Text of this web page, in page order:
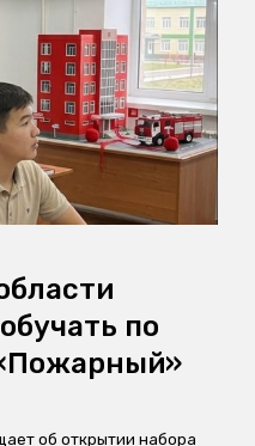
по
об открытии набора